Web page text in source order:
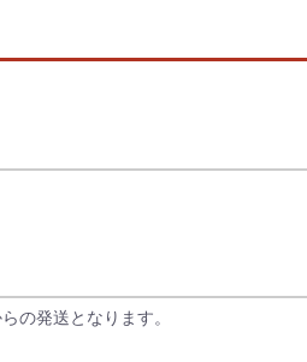
の発送となります。